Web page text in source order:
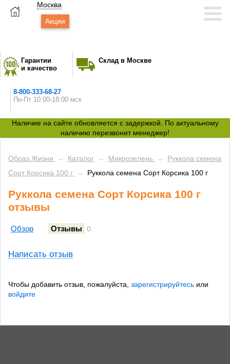
Москва
Акции
Гарантии
и качество
Склад в Москве
8-800-333-68-27
Пн-Пт 10:00-18:00 мск
Наличие на сайте обновляется с задержкой. По актуальному
наличию перезвонит менеджер!
Образ Жизни → Каталог → Микрозелень →
Руккола семена
Сорт Корсика 100 г
→ Руккола семена Сорт Корсика 100 г
Руккола семена Сорт Корсика 100 г
отзывы
Обзор Отзывы 0
Написать отзыв
Чтобы добавить отзыв, пожалуйста, зарегистрируйтесь или
войдите